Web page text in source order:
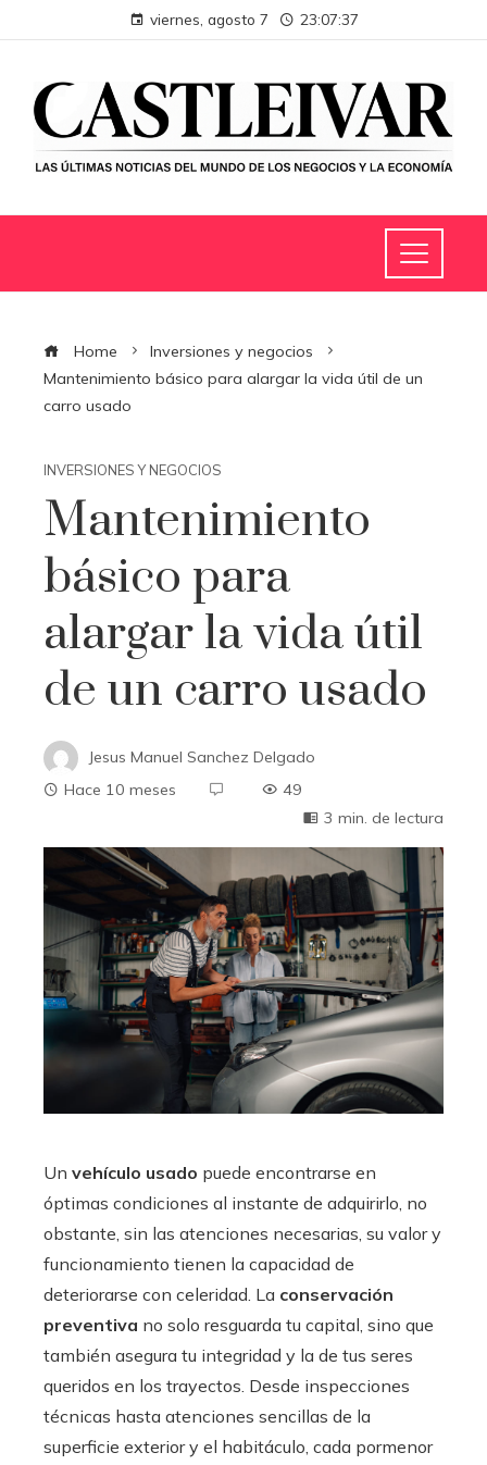
viernes, agosto 7 23:07:38
Home
Inversiones y negocios
Mantenimiento básico para alargar la vida útil de un
carro usado
INVERSIONES Y NEGOCIOS
Mantenimiento
básico para
alargar la vida útil
de un carro usado
Jesus Manuel Sanchez Delgado
Hace 10 meses
49
3 min. de lectura
Un vehículo usado puede encontrarse en
óptimas condiciones al instante de adquirirlo, no
obstante, sin las atenciones necesarias, su valor y
funcionamiento tienen la capacidad de
deteriorarse con celeridad. La conservación
preventiva no solo resguarda tu capital, sino que
también asegura tu integridad y la de tus seres
queridos en los trayectos. Desde inspecciones
técnicas hasta atenciones sencillas de la
superficie exterior y el habitáculo, cada pormenor